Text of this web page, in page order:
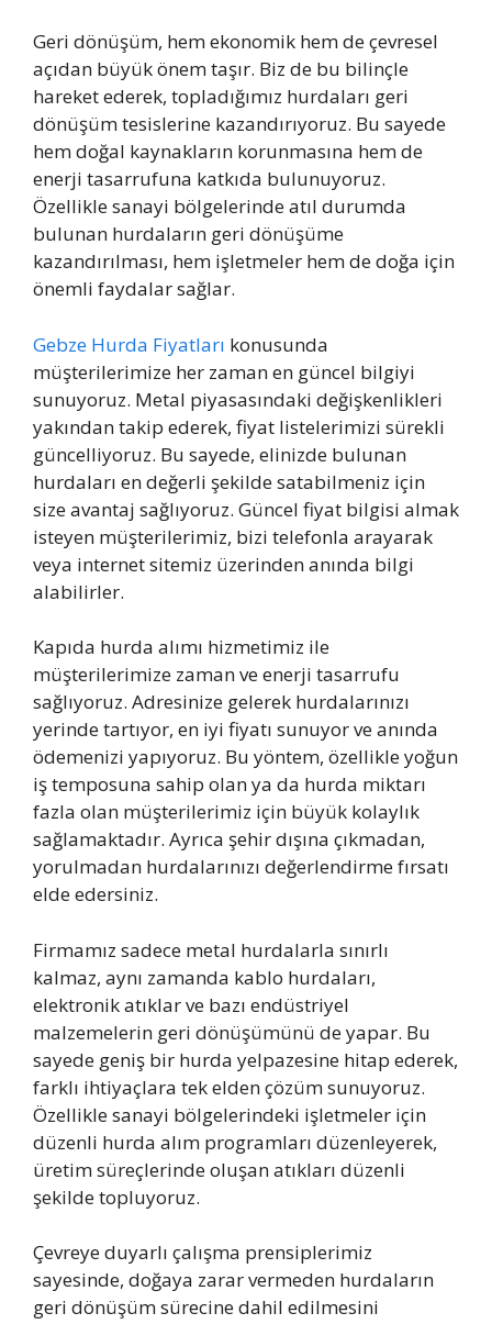
Geri dönüşüm, hem ekonomik hem de çevresel
açıdan büyük önem taşır. Biz de bu bilinçle
hareket ederek, topladığımız hurdaları geri
dönüşüm tesislerine kazandırıyoruz. Bu sayede
hem doğal kaynakların korunmasına hem de
enerji tasarrufuna katkıda bulunuyoruz.
Özellikle sanayi bölgelerinde atıl durumda
bulunan hurdaların geri dönüşüme
kazandırılması, hem işletmeler hem de doğa için
önemli faydalar sağlar.
Gebze Hurda Fiyatları konusunda
müşterilerimize her zaman en güncel bilgiyi
sunuyoruz. Metal piyasasındaki değişkenlikleri
yakından takip ederek, fiyat listelerimizi sürekli
güncelliyoruz. Bu sayede, elinizde bulunan
hurdaları en değerli şekilde satabilmeniz için
size avantaj sağlıyoruz. Güncel fiyat bilgisi almak
isteyen müşterilerimiz, bizi telefonla arayarak
veya internet sitemiz üzerinden anında bilgi
alabilirler.
Kapıda hurda alımı hizmetimiz ile
müşterilerimize zaman ve enerji tasarrufu
sağlıyoruz. Adresinize gelerek hurdalarınızı
yerinde tartıyor, en iyi fiyatı sunuyor ve anında
ödemenizi yapıyoruz. Bu yöntem, özellikle yoğun
iş temposuna sahip olan ya da hurda miktarı
fazla olan müşterilerimiz için büyük kolaylık
sağlamaktadır. Ayrıca şehir dışına çıkmadan,
yorulmadan hurdalarınızı değerlendirme fırsatı
elde edersiniz.
Firmamız sadece metal hurdalarla sınırlı
kalmaz, aynı zamanda kablo hurdaları,
elektronik atıklar ve bazı endüstriyel
malzemelerin geri dönüşümünü de yapar. Bu
sayede geniş bir hurda yelpazesine hitap ederek,
farklı ihtiyaçlara tek elden çözüm sunuyoruz.
Özellikle sanayi bölgelerindeki işletmeler için
düzenli hurda alım programları düzenleyerek,
üretim süreçlerinde oluşan atıkları düzenli
şekilde topluyoruz.
Çevreye duyarlı çalışma prensiplerimiz
sayesinde, doğaya zarar vermeden hurdaların
geri dönüşüm sürecine dahil edilmesini